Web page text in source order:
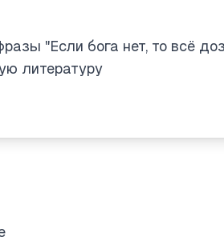
"Если бога нет, то всё
литературу